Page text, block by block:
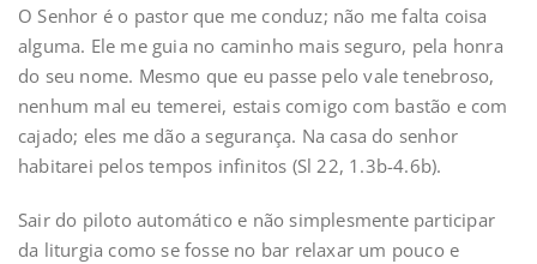
O Senhor é o pastor que me conduz; não me falta coisa
alguma. Ele me guia no caminho mais seguro, pela honra
do seu nome. Mesmo que eu passe pelo vale tenebroso,
nenhum mal eu temerei, estais comigo com bastão e com
cajado; eles me dão a segurança. Na casa do senhor
habitarei pelos tempos infinitos (Sl 22, 1.3b-4.6b).
Sair do piloto automático e não simplesmente participar
da liturgia como se fosse no bar relaxar um pouco e